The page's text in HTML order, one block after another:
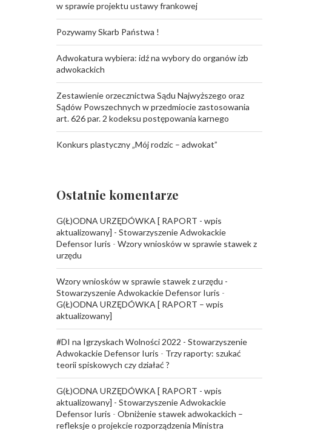
w sprawie projektu ustawy frankowej
Pozywamy Skarb Państwa !
Adwokatura wybiera: idź na wybory do organów izb
adwokackich
Zestawienie orzecznictwa Sądu Najwyższego oraz
Sądów Powszechnych w przedmiocie zastosowania
art. 626 par. 2 kodeksu postępowania karnego
Konkurs plastyczny „Mój rodzic – adwokat”
Ostatnie komentarze
G(Ł)ODNA URZĘDÓWKA [ RAPORT - wpis
aktualizowany] - Stowarzyszenie Adwokackie
Defensor Iuris - Wzory wniosków w sprawie stawek z
urzędu
Wzory wniosków w sprawie stawek z urzędu -
Stowarzyszenie Adwokackie Defensor Iuris -
G(Ł)ODNA URZĘDÓWKA [ RAPORT – wpis
aktualizowany]
#DI na Igrzyskach Wolności 2022 - Stowarzyszenie
Adwokackie Defensor Iuris - Trzy raporty: szukać
teorii spiskowych czy działać ?
G(Ł)ODNA URZĘDÓWKA [ RAPORT - wpis
aktualizowany] - Stowarzyszenie Adwokackie
Defensor Iuris - Obniżenie stawek adwokackich –
refleksje o projekcie rozporządzenia Ministra